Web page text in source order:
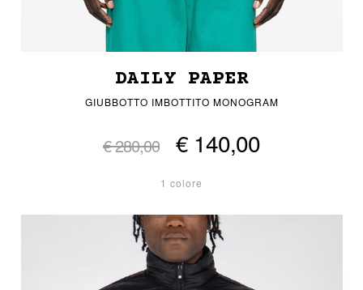
DAILY PAPER
GIUBBOTTO IMBOTTITO MONOGRAM
€ 280,00 € 140,00
1 colore